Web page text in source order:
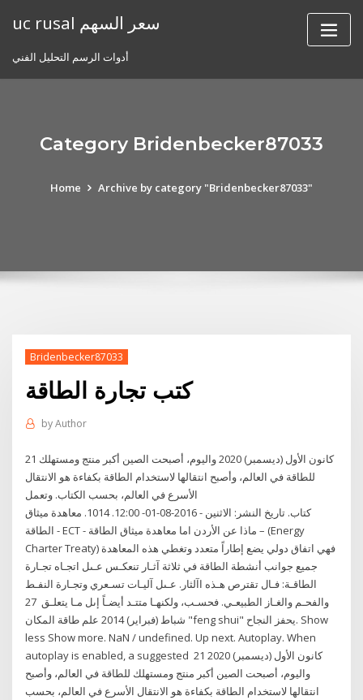
uc rusal سعر السهم
أدوات الرسم التحليل الفني
Category Bridenbecker87033
Home Archive by category "Bridenbecker87033"
Bridenbecker87033
كتب تجارة الطاقة
byAuthor
21 كانون الأول (ديسمبر) 2020 واليوم، أصبحت الصين أكبر منتج ومستهلك
للطاقة في العالم، وأصبح انتقالها لاستخدام الطاقة بكفاءة هو الانتقال
كتاب. تاريخ النشر: الاثنين - 2016-08-01- 12:00. 1014. معاهدة ميثاق
الطاقة - ECT - ماذا عن الأردن اما معاهدة ميثاق الطاقة – (Energy
Charter Treaty) فهي اتفاق دولي يضع إطاراً متعدد وتغطي هذه المعاهدة
جميع جوانب أنشطة الطاقة في ثلاثة آثـار تنعكـس عـىل اتجـاه تجـارة
الطاقـة: فـال تقترص هـذه اآلثار. عـىل آليـات تسـعري وتجـارة النفـط
والفحـم والغـاز الطبيعـي. فحسـب، ولكنهـا متتـد أيضـاً إىل مـا يتعلـق 27
شباط (فبراير) 2014 علم طاقة المكان "feng shui" يحفز النجاح. Show
less Show more. NaN / undefined. Up next. Autoplay. When
autoplay is enabled, a suggested 21 كانون الأول (ديسمبر) 2020
واليوم، أصبحت الصين أكبر منتج ومستهلك للطاقة في العالم، وأصبح
انتقالها لاستخدام الطاقة بكفاءة هو الانتقال الأسرع في العالم، بحسب